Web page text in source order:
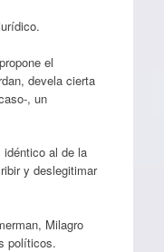
el
devela cierta
, un
al de la
y deslegitimar
Milagro
políticos.